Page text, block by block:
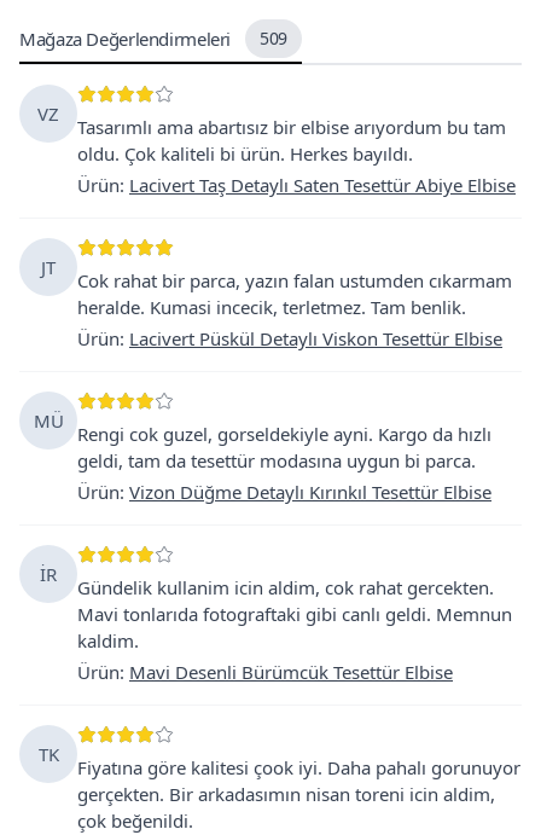
Mağaza Değerlendirmeleri 509
VZ
Tasarımlı ama abartısız bir elbise arıyordum bu tam
oldu. Çok kaliteli bi ürün. Herkes bayıldı.
Ürün: Lacivert Taş Detaylı Saten Tesettür Abiye Elbise
JT
Cok rahat bir parca, yazın falan ustumden cıkarmam
heralde. Kumasi incecik, terletmez. Tam benlik.
Ürün: Lacivert Püskül Detaylı Viskon Tesettür Elbise
MÜ
Rengi cok guzel, gorseldekiyle ayni. Kargo da hızlı
geldi, tam da tesettür modasına uygun bi parca.
Ürün: Vizon Düğme Detaylı Kırınkıl Tesettür Elbise
İR
Gündelik kullanim icin aldim, cok rahat gercekten.
Mavi tonlarıda fotograftaki gibi canlı geldi. Memnun
kaldim.
Ürün: Mavi Desenli Bürümcük Tesettür Elbise
TK
Fiyatına göre kalitesi çook iyi. Daha pahalı gorunuyor
gerçekten. Bir arkadasımın nisan toreni icin aldim,
çok beğenildi.